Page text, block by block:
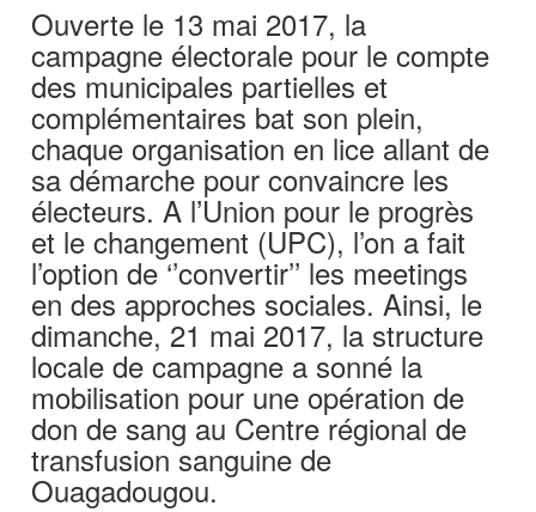
Ouverte le 13 mai 2017, la
campagne électorale pour le compte
des municipales partielles et
complémentaires bat son plein,
chaque organisation en lice allant de
sa démarche pour convaincre les
électeurs. A l’Union pour le progrès
et le changement (UPC), l’on a fait
l’option de ‘’convertir’’ les meetings
en des approches sociales. Ainsi, le
dimanche, 21 mai 2017, la structure
locale de campagne a sonné la
mobilisation pour une opération de
don de sang au Centre régional de
transfusion sanguine de
Ouagadougou.